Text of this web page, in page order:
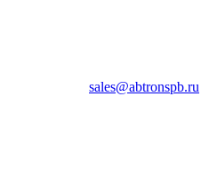
sales@abtronspb.ru